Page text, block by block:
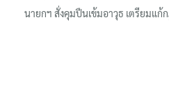
นายกฯ สั่งคุมปืนเข้มอาวุธ เตรียมแก้